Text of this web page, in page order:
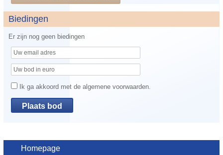
Biedingen
Er zijn nog geen biedingen
Ik ga akkoord met de algemene voorwaarden.
Homepage